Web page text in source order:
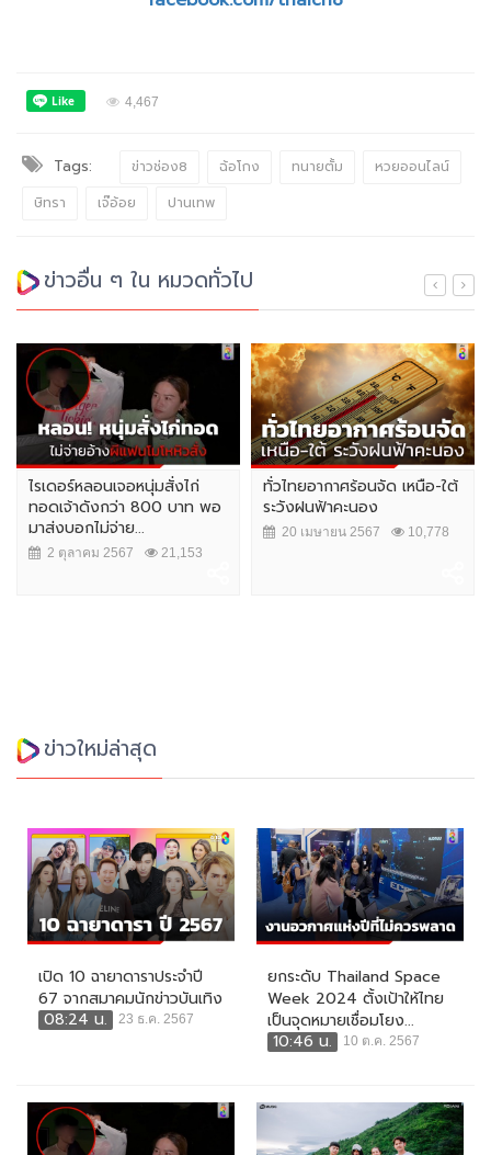
4,467
Tags: ข่าวช่อง8 ฉ้อโกง ทนายตั้ม
หวยออนไลน์
ษิทรา
เจ๊อ้อย ปานเทพ
ข่าวอื่น ๆ ใน หมวดทั่วไป
ไรเดอร์หลอนเจอหนุ่มสั่งไก่
ทอดเจ้าดังกว่า 800 บาท พอ
มาส่งบอกไม่จ่าย...
2 ตุลาคม 2567 21,153
ทั่วไทยอากาศร้อนจัด เหนือ-ใต้
ระวังฝนฟ้าคะนอง
20 เมษายน 2567 10,778
ข่าวใหม่ล่าสุด
เปิด 10 ฉายาดาราประจำปี
67 จากสมาคมนักข่าวบันเทิง
08:24 น.
23 ธ.ค. 2567
ยกระดับ Thailand Space
Week 2024 ตั้งเป้าให้ไทย
เป็นจุดหมายเชื่อมโยง...
10:46 น.
10 ต.ค. 2567